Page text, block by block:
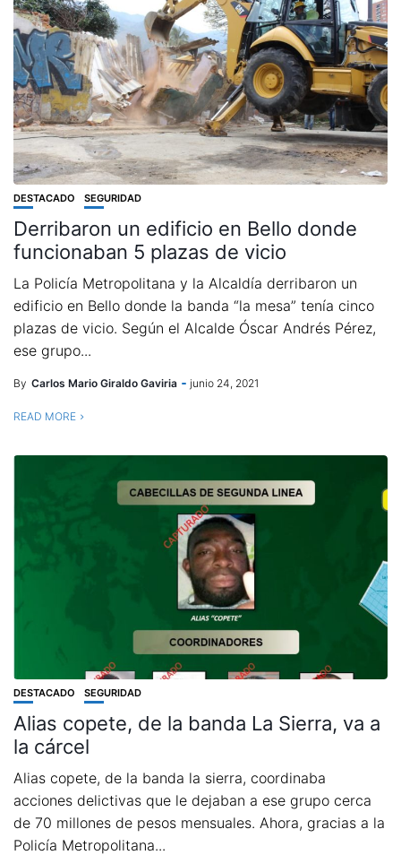
DESTACADO SEGURIDAD
Derribaron un edificio en Bello donde
funcionaban 5 plazas de vicio
La Policía Metropolitana y la Alcaldía derribaron un
edificio en Bello donde la banda “la mesa” tenía cinco
plazas de vicio. Según el Alcalde Óscar Andrés Pérez,
ese grupo...
By Carlos Mario Giraldo Gaviria junio 24, 2021
READ MORE
DESTACADO SEGURIDAD
Alias copete, de la banda La Sierra, va a
la cárcel
Alias copete, de la banda la sierra, coordinaba
acciones delictivas que le dejaban a ese grupo cerca
de 70 millones de pesos mensuales. Ahora, gracias a la
Policía Metropolitana...